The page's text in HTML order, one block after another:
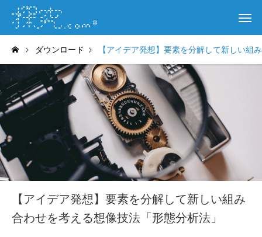
ダウンロード 【アイデア発想】要素を分解して新しい組
【アイデア発想】要素を分解して新しい組み
合わせを考える想像技法「形態分析法」